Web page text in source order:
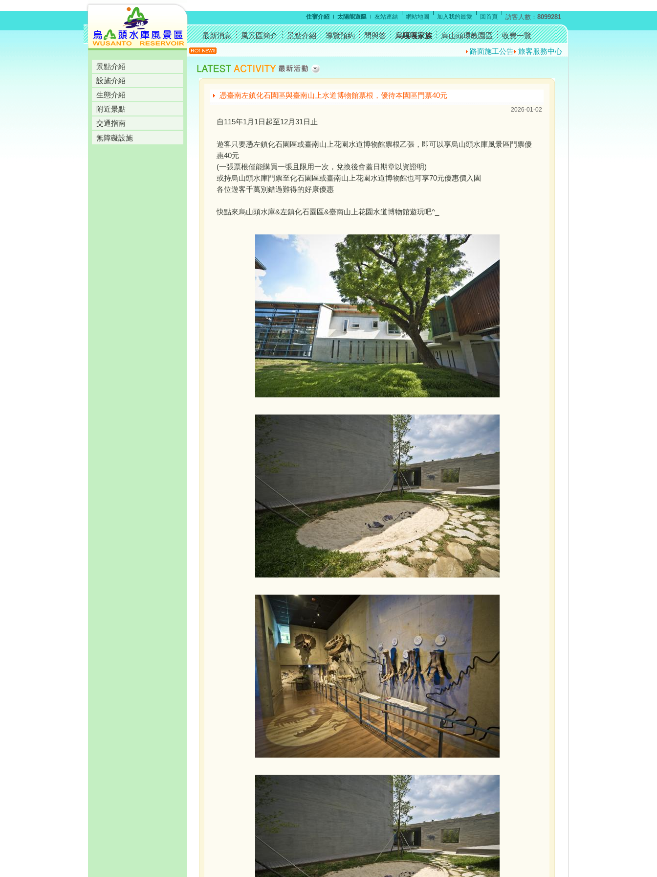
景點介紹
設施介紹
生態介紹
附近景點
交通指南
無障礙設施
住宿介紹 太陽能遊艇 友站連結 網站地圖 加入我的最愛 回首頁 訪客人數： 8099281
最新消息 風景區簡介 景點介紹 導覽預約 問與答 烏嘎嘎家族 烏山頭環教園區
收費一覽
路面施工公告 旅客服務中心暫停開放公告
憑臺南左鎮化石園區與臺南山上水道博物館票根，優待本園區門票40元
2026-01-02
自115年1月1日起至12月31日止
遊客只要憑左鎮化石園區或臺南山上花園水道博物館票根乙張，即可以享烏山頭水庫風景區門票優
惠40元
(一張票根僅能購買一張且限用一次，兌換後會蓋日期章以資證明)
或持烏山頭水庫門票至化石園區或臺南山上花園水道博物館也可享70元優惠價入園
各位遊客千萬別錯過難得的好康優惠
快點來烏山頭水庫&左鎮化石園區&臺南山上花園水道博物館遊玩吧^_